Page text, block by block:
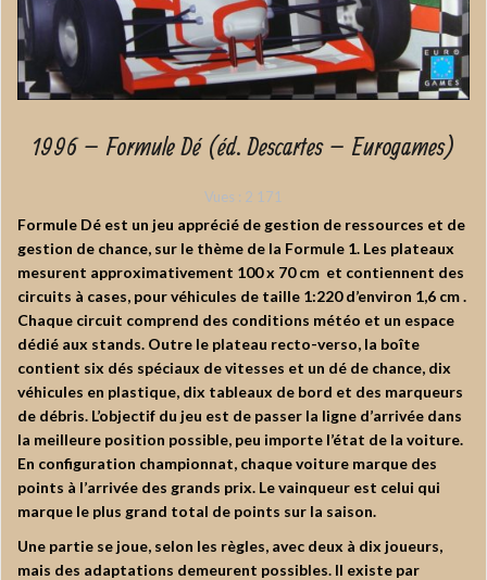
1996 – Formule Dé (éd. Descartes – Eurogames)
Vues : 2 171
Formule Dé est un jeu apprécié de gestion de ressources et de
gestion de chance, sur le thème de la Formule 1. Les plateaux
mesurent approximativement 100 x 70 cm et contiennent des
circuits à cases, pour véhicules de taille 1:220 d’environ 1,6 cm .
Chaque circuit comprend des conditions météo et un espace
dédié aux stands. Outre le plateau recto-verso, la boîte
contient six dés spéciaux de vitesses et un dé de chance, dix
véhicules en plastique, dix tableaux de bord et des marqueurs
de débris. L’objectif du jeu est de passer la ligne d’arrivée dans
la meilleure position possible, peu importe l’état de la voiture.
En configuration championnat, chaque voiture marque des
points à l’arrivée des grands prix. Le vainqueur est celui qui
marque le plus grand total de points sur la saison.
Une partie se joue, selon les règles, avec deux à dix joueurs,
mais des adaptations demeurent possibles. Il existe par